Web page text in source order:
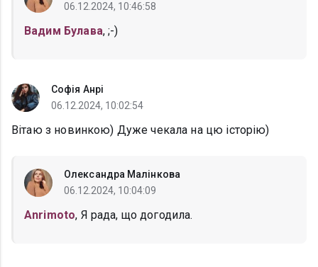
06.12.2024, 10:46:58
Вадим Булава, ;-)
Софія Анрі
06.12.2024, 10:02:54
Вітаю з новинкою) Дуже чекала на цю історію)
Олександра Малінкова
06.12.2024, 10:04:09
Anrimoto, Я рада, що догодила.